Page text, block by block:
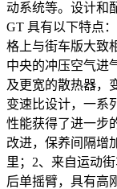
动系统等。设计和
GT 具有以下特点
格上与街车版大致
中央的冲压空气进
及更宽的散热器，
变速比设计，一系
性能获得了进一步
改进，保养间隔增
里；2、来自运动街
后单摇臂，具有高